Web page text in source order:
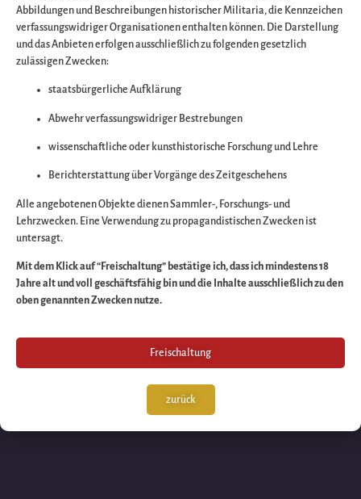
Entschuldigen Sie
bitte die
Wir arbeiten an
großartigen Sache
schauen Sie bald
wieder vorbei!
Abbildungen und Beschreibungen historischer Militaria, die Kennzeichen
verfassungswidriger Organisationen enthalten können. Die Darstellung
und das Anbieten erfolgen ausschließlich zu folgenden gesetzlich
zulässigen Zwecken:
staatsbürgerliche Aufklärung
Abwehr verfassungswidriger Bestrebungen
wissenschaftliche oder kunsthistorische Forschung und Lehre
Berichterstattung über Vorgänge des Zeitgeschehens
Alle angebotenen Objekte dienen Sammler-, Forschungs- und
Lehrzwecken. Eine Verwendung zu propagandistischen Zwecken ist
untersagt.
Mit dem Klick auf “Freischaltung” bestätige ich, dass ich mindestens 18
Jahre alt und voll geschäftsfähig bin und die Inhalte ausschließlich zu den
oben genannten Zwecken nutze.
Freischaltung
zurück